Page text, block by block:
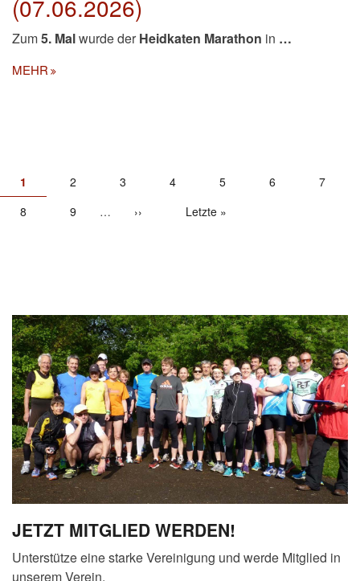
(07.06.2026)
Zum5. Malwurde derHeidkaten Marathon in …
MEHR
SEITENNUMMERIERUNG
Aktuelle
Seite
1 Seite
2 Seite
3 Seite
4 Seite
5 Seite
6 Seite
7
Seite
8 Seite
9 … Nächste
›› Letzte
Letzte »
JETZT MITGLIED WERDEN!
Unterstütze eine starke Vereinigung und werde Mitglied in
unserem Verein.